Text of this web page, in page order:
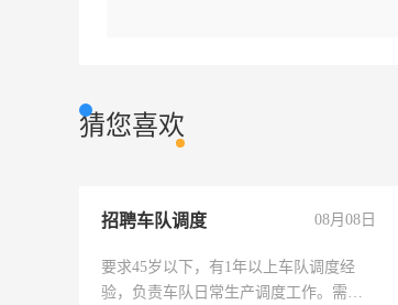
猜您喜欢
招聘车队调度 08月08日
要求45岁以下，有1年以上车队调度经
验，负责车队日常生产调度工作。需要